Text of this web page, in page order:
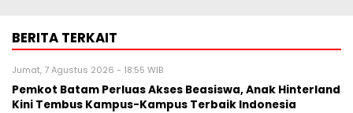
BERITA TERKAIT
Jumat, 7 Agustus 2026 - 18:55 WIB
Pemkot Batam Perluas Akses Beasiswa, Anak Hinterland
Kini Tembus Kampus-Kampus Terbaik Indonesia